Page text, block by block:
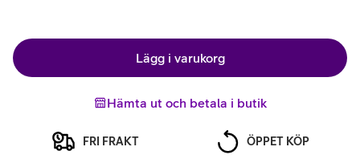
Lägg i varukorg
Hämta ut och betala i butik
FRI FRAKT ÖPPET KÖP